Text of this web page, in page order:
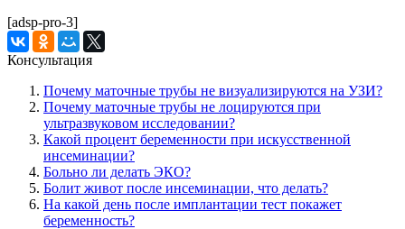
[adsp-pro-3]
Консультация
Почему маточные трубы не визуализируются на УЗИ?
Почему маточные трубы не лоцируются при
ультразвуковом исследовании?
Какой процент беременности при искусственной
инсеминации?
Больно ли делать ЭКО?
Болит живот после инсеминации, что делать?
На какой день после имплантации тест покажет
беременность?